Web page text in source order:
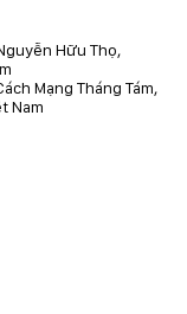
Hữu Thọ,
Mạng Tháng Tám,
Nam